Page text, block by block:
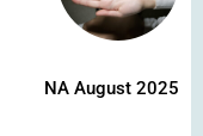
NA August 2025